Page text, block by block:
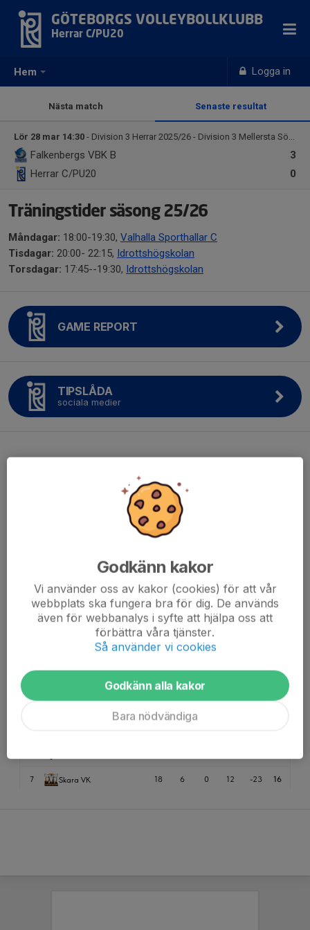
Hem Logga in
GÖTEBORGS VOLLEYBOLLKLUBB
Herrar C/PU20
Nästa match Senaste resultat
Lör 28 mar 14:30 - Division 3 Herrar 2025/26 - Division 3 Mellersta Södra Herrar
3
Falkenbergs VBK B
0
Herrar C/PU20
Träningstider säsong 25/26
Måndagar: 18:00-19:30, Valhalla Sporthallar C
Tisdagar: 20:00- 22:15, Idrottshögskolan
Torsdagar: 17:45--19:30, Idrottshögskolan
GAME REPORT
TIPSLÅDA
sociala medier
Godkänn kakor
Vi använder oss av kakor (cookies) för att vår
webbplats ska fungera bra för dig. De används
även för webbanalys i syfte att hjälpa oss att
förbättra våra tjänster.
Så använder vi cookies
Godkänn alla kakor
Bara nödvändiga